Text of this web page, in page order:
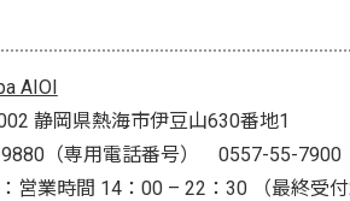
AIOI
静岡県熱海市伊豆山630番地1
（専用電話番号） 0557-55-7900
営業時間 14：00 – 22：30 （最終受